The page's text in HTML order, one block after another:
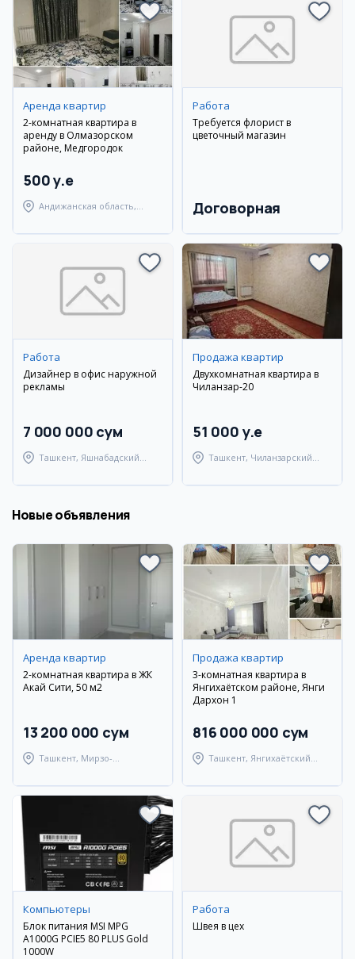
Аренда квартир
2-комнатная квартира в
аренду в Олмазорском
районе, Медгородок
500 y.e
Андижанская область,
Работа
Требуется флорист в
цветочный магазин
Договорная
Работа
Дизайнер в офис наружной
рекламы
7 000 000 сум
Ташкент, Яшнабадский
Продажа квартир
Двухкомнатная квартира в
Чиланзар-20
51 000 y.e
Ташкент, Чиланзарский
Новые объявления
Аренда квартир
2-комнатная квартира в ЖК
Акай Сити, 50 м2
13 200 000 сум
Ташкент, Мирзо-
Продажа квартир
3-комнатная квартира в
Янгихаётском районе, Янги
Дархон 1
816 000 000 сум
Ташкент, Янгихаётский
Компьютеры
Блок питания MSI MPG
A1000G PCIE5 80 PLUS Gold
1000W
Работа
Швея в цех